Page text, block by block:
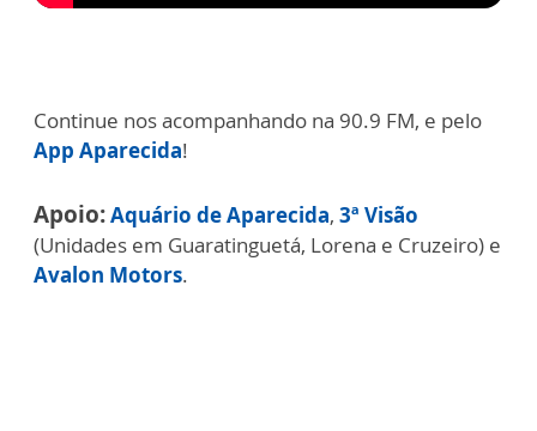
Continue nos acompanhando na 90.9 FM, e pelo
App Aparecida!
Apoio:Aquário de Aparecida, 3ª Visão
(Unidades em Guaratinguetá, Lorena e Cruzeiro) e
Avalon Motors.